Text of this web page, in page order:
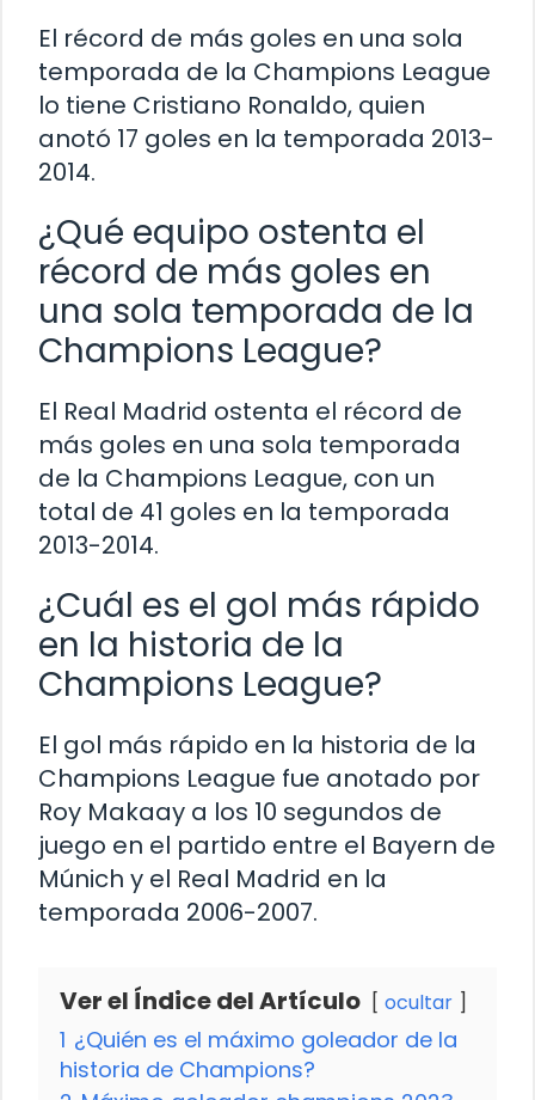
El récord de más goles en una sola
temporada de la Champions League
lo tiene Cristiano Ronaldo, quien
anotó 17 goles en la temporada 2013-
2014.
¿Qué equipo ostenta el
récord de más goles en
una sola temporada de la
Champions League?
El Real Madrid ostenta el récord de
más goles en una sola temporada
de la Champions League, con un
total de 41 goles en la temporada
2013-2014.
¿Cuál es el gol más rápido
en la historia de la
Champions League?
El gol más rápido en la historia de la
Champions League fue anotado por
Roy Makaay a los 10 segundos de
juego en el partido entre el Bayern de
Múnich y el Real Madrid en la
temporada 2006-2007.
Ver el Índice del Artículo ocultar
1 ¿Quién es el máximo goleador de la
historia de Champions?